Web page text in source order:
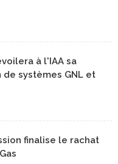
à l'IAA sa
systèmes GNL et
finalise le rachat